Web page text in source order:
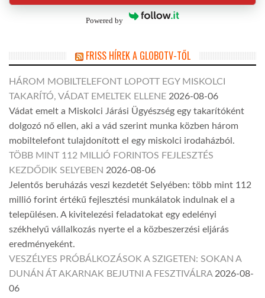
Powered by
FRISS HÍREK A GLOBOTV-TŐL
HÁROM MOBILTELEFONT LOPOTT EGY MISKOLCI
TAKARÍTÓ, VÁDAT EMELTEK ELLENE 2026-08-06
Vádat emelt a Miskolci Járási Ügyészség egy takarítóként
dolgozó nő ellen, aki a vád szerint munka közben három
mobiltelefont tulajdonított el egy miskolci irodaházból.
TÖBB MINT 112 MILLIÓ FORINTOS FEJLESZTÉS
KEZDŐDIK SELYEBEN 2026-08-06
Jelentős beruházás veszi kezdetét Selyében: több mint 112
millió forint értékű fejlesztési munkálatok indulnak el a
településen. A kivitelezési feladatokat egy edelényi
székhelyű vállalkozás nyerte el a közbeszerzési eljárás
eredményeként.
VESZÉLYES PRÓBÁLKOZÁSOK A SZIGETEN: SOKAN A
DUNÁN ÁT AKARNAK BEJUTNI A FESZTIVÁLRA 2026-08-
06